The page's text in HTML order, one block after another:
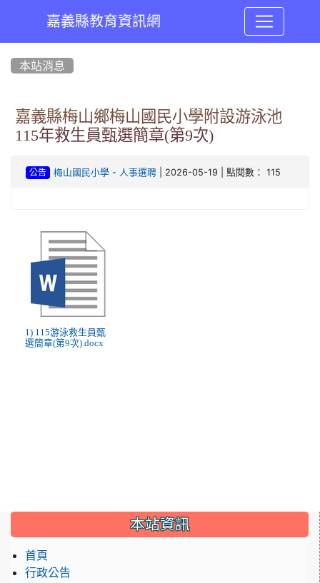
嘉義縣教育資訊網
本站消息
嘉義縣梅山鄉梅山國民小學附設游泳池
115年救生員甄選簡章(第9次)
公告 梅山國民小學- 人事選聘| 2026-05-19 | 點閱數： 115
1) 115游泳救生員甄
選簡章(第9次).docx
::: 本站資訊
首頁
行政公告